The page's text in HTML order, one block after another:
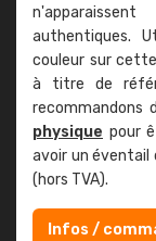
authentiques.
couleur sur
à titre de
recommandons
physique pour
avoir un éventail
(hors TVA).
Infos /